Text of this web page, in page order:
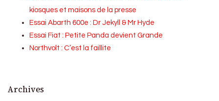
kiosques et maisons de la presse
Essai Abarth 600e : Dr Jekyll & Mr Hyde
Essai Fiat : Petite Panda devient Grande
Northvolt : C’est la faillite
Archives